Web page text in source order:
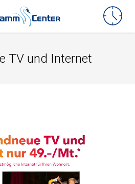
Center
TV und Internet